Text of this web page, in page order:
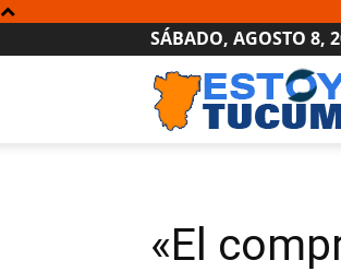
SÁBADO, AGOSTO 8,
«El